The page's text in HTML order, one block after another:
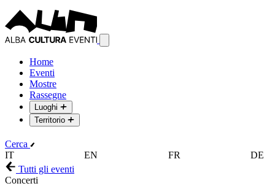
Home
Eventi
Mostre
Rassegne
Luoghi
Territorio
Cerca
IT
EN FR
DE
Tutti gli eventi
Concerti